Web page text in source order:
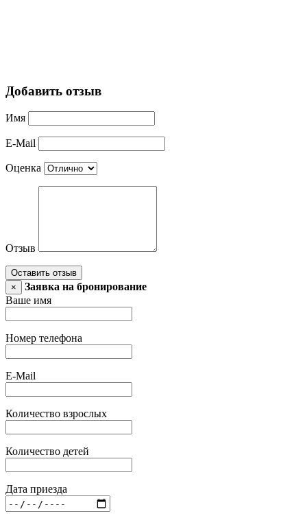
Добавить отзыв
Имя
E-Mail
Оценка
Отзыв
Оставить отзыв
×
Заявка на бронирование
Ваше имя
Номер телефона
E-Mail
Количество взрослых
Количество детей
Дата приезда